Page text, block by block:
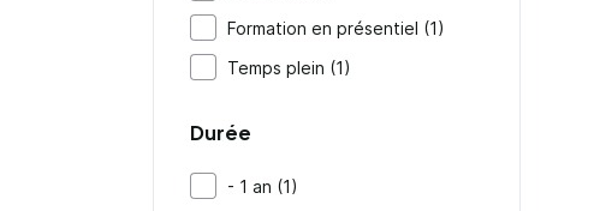
Formation en présentiel (1)
Temps plein (1)
Durée
- 1 an (1)